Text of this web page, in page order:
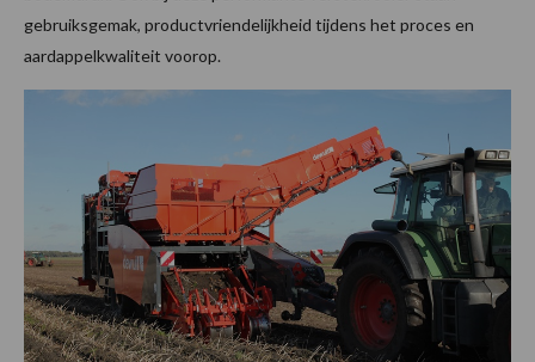
gebruiksgemak, productvriendelijkheid tijdens het proces en
aardappelkwaliteit voorop.